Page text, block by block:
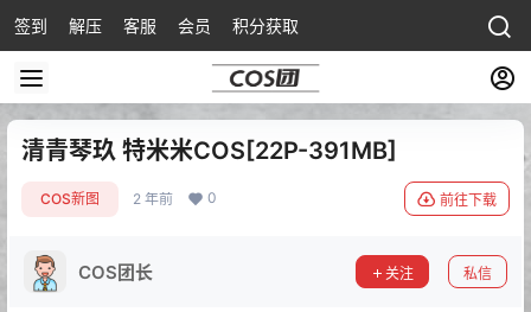
签到 解压 客服 会员 积分获取
清青琴玖 特米米COS[22P-391MB]
COS新图 2 年前 0 前往下载
COS团长 关注 私信